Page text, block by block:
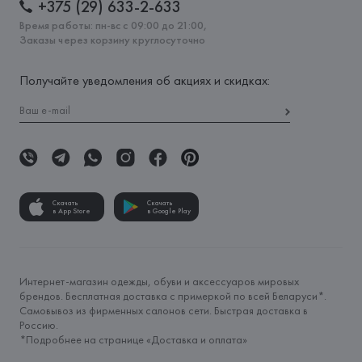
+375 (29) 633-2-633
Время работы: пн-вс с 09:00 до 21:00,
Заказы через корзину круглосуточно
Получайте уведомления об акциях и скидках:
Скачать
в App Store
Скачать
в Google Play
Интернет-магазин одежды, обуви и аксессуаров мировых
брендов. Бесплатная доставка с примеркой по всей Беларуси*.
Самовывоз из фирменных салонов сети. Быстрая доставка в
Россию.
*Подробнее на странице «Доставка и оплата»